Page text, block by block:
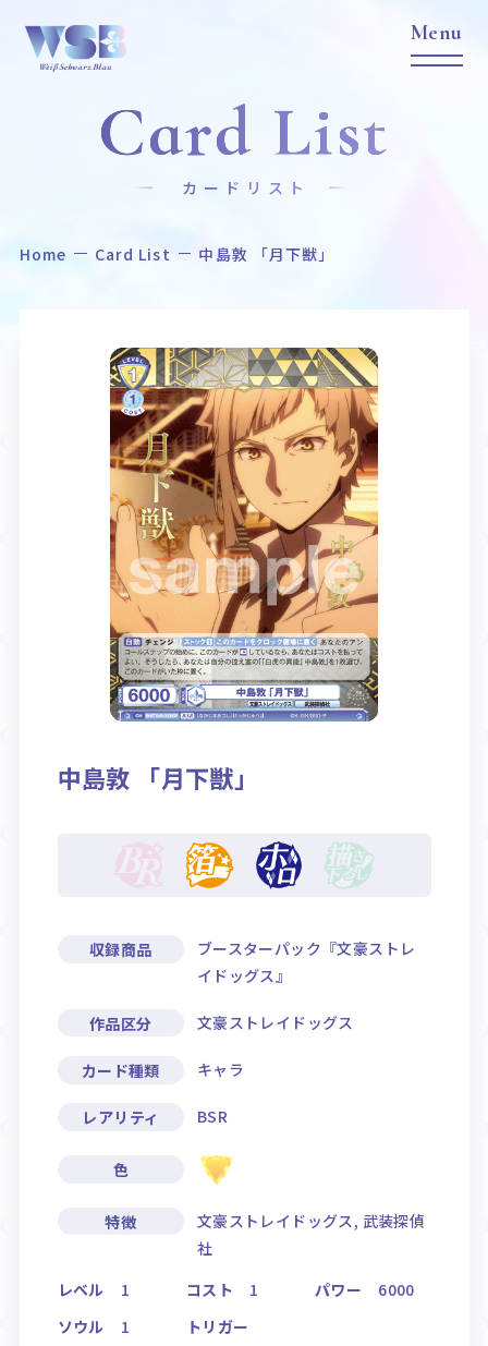
Home News
作品タイトル 商品情報
Event
イベント
Card List
カードリスト
Rule / Q&A
ルール/Q&A
Deck Recipe
デッキレシピ
Card List
カードリスト
Home Card List 中島敦 「月下獣」
中島敦 「月下獣」
収録商品
ブースターパック『文豪ストレ
イドッグス』
作品区分 文豪ストレイドッグス
カード種類 キャラ
レアリティ BSR
色
特徴
文豪ストレイドッグス, 武装探偵
社
レベル
1 コスト 1 パワー
6000
ソウル
1 トリガー